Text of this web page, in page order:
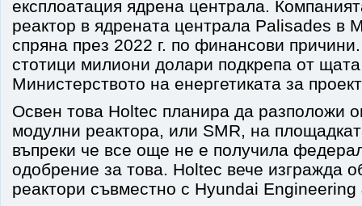
експлоатация ядрена централа.
реактор в ядрената централа Palisades в
спряна през 2022 г. по финансови
стотици милиони долари подкрепа от
Министерството на енергетиката за
Освен това Holtec планира да разположи
модулни реактора, или SMR, на
въпреки че все още не е получила
одобрение за това. Holtec вече изгражда
реактори съвместно с Hyundai